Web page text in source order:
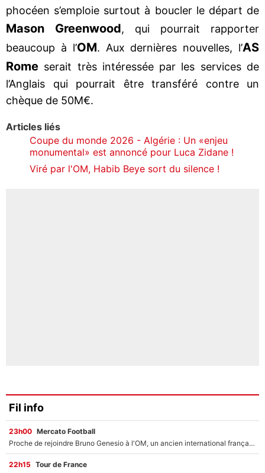
phocéen s’emploie surtout à boucler le départ de
Mason Greenwood, qui pourrait rapporter
beaucoup à l’OM. Aux dernières nouvelles, l’AS
Rome serait très intéressée par les services de
l’Anglais qui pourrait être transféré contre un
chèque de 50M€.
Articles liés
Coupe du monde 2026 - Algérie : Un «enjeu
monumental» est annoncé pour Luca Zidane !
Viré par l'OM, Habib Beye sort du silence !
Fil info
23h00 Mercato Football
Proche de rejoindre Bruno Genesio à l'OM, un ancien international français va finalement débarquer... sur RMC !
22h15 Tour de France